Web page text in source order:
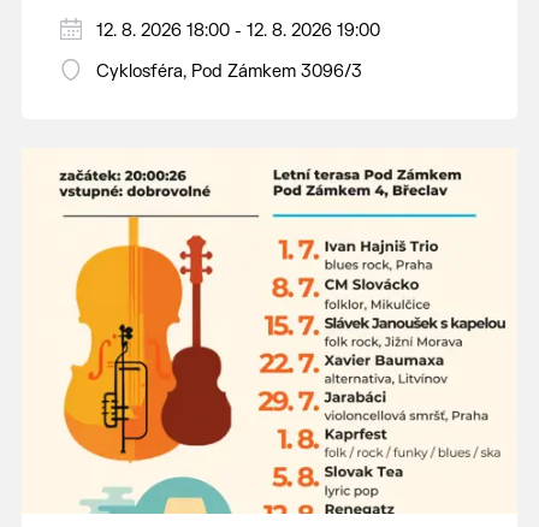
Hraje se jen za příznivého počasí.
Vstupné dobrovolné.
12. 8. 2026 18:00 - 12. 8. 2026 19:00
Cyklosféra, Pod Zámkem 3096/3